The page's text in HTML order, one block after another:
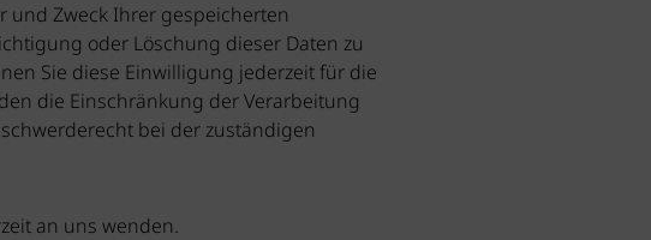
und Zweck Ihrer gespeicherten
oder Löschung dieser Daten zu
Sie diese Einwilligung jederzeit für die
die Einschränkung der Verarbeitung
bei der zuständigen
an uns wenden.